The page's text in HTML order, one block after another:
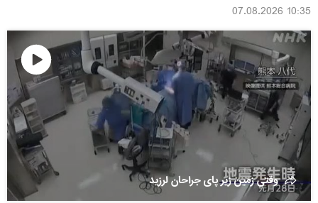
10:35 07.08.2026
Play
Video
وقتی زمین زیر پای جراحان لرزید